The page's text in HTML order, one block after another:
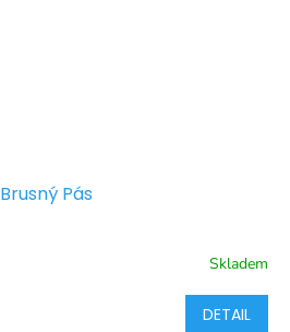
Brusný Pás
Skladem
DETAIL